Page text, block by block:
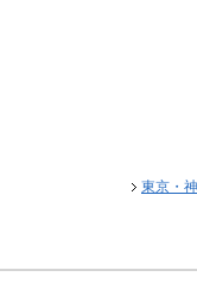
東京・